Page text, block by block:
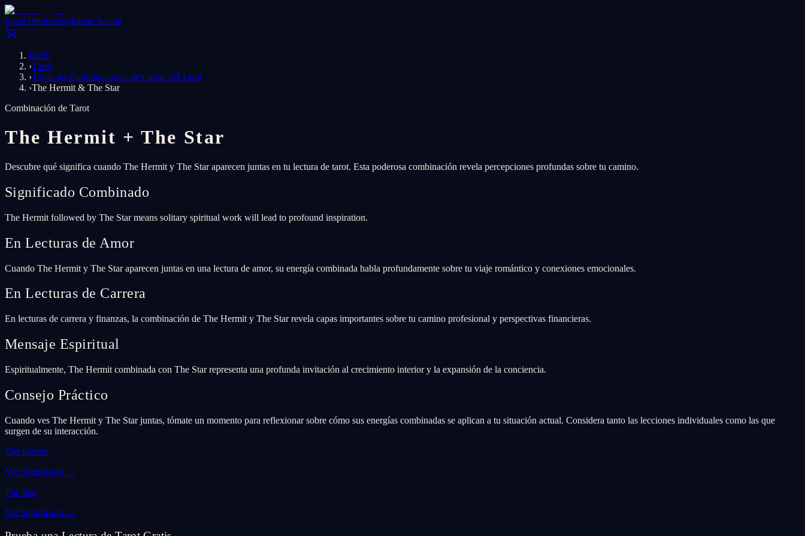
InicioTiendaBlogIniciar Sesión
Inicio
›Tarot
›Todas las Combinaciones de Cartas del Tarot
›The Hermit & The Star
Combinación de Tarot
The Hermit +The Star
Descubre qué significa cuando The Hermit y The Star aparecen juntas en tu lectura de tarot. Esta poderosa combinación revela percepciones profundas sobre tu camino.
Significado Combinado
The Hermit followed by The Star means solitary spiritual work will lead to profound inspiration.
En Lecturas de Amor
Cuando The Hermit y The Star aparecen juntas en una lectura de amor, su energía combinada habla profundamente sobre tu viaje romántico y conexiones emocionales.
En Lecturas de Carrera
En lecturas de carrera y finanzas, la combinación de The Hermit y The Star revela capas importantes sobre tu camino profesional y perspectivas financieras.
Mensaje Espiritual
Espiritualmente, The Hermit combinada con The Star representa una profunda invitación al crecimiento interior y la expansión de la conciencia.
Consejo Práctico
Cuando ves The Hermit y The Star juntas, tómate un momento para reflexionar sobre cómo sus energías combinadas se aplican a tu situación actual. Considera tanto las lecciones individuales como las que
surgen de su interacción.
The Hermit
Ver Significado →
The Star
Ver Significado →